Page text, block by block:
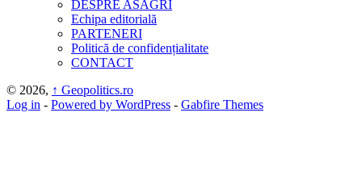
DESPRE ASAGRI
Echipa editorială
PARTENERI
Politică de confidențialitate
CONTACT
© 2026, ↑ Geopolitics.ro
Log in - Powered by WordPress - Gabfire Themes